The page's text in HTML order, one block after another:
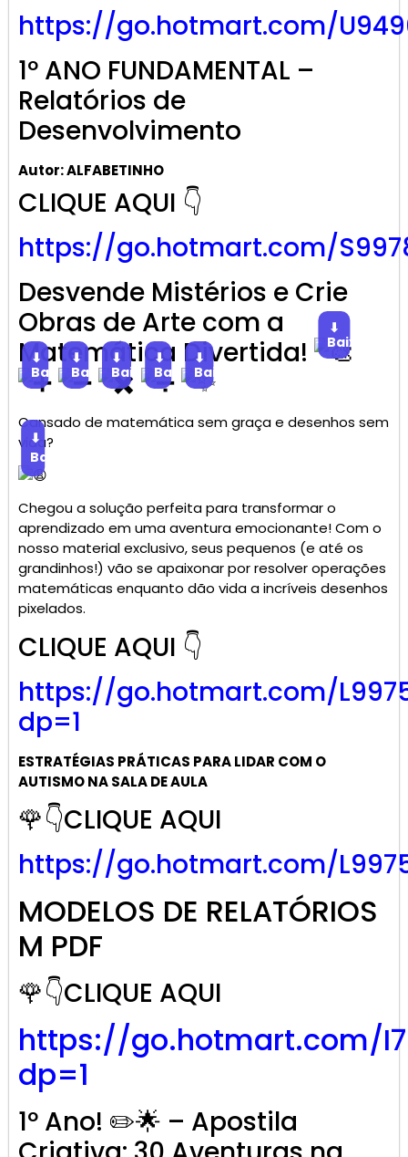
https://go.hotmart.com/
1º ANO FUNDAMENTAL –
Relatórios de
Desenvolvimento
Autor: ALFABETINHO
CLIQUE AQUI 👇
https://go.hotmart.com/
Desvende Mistérios e Crie
Obras de Arte com a
Matemática Divertida!
⬇
Baixar
⬇
Baixar
⬇
Baixar
⬇
Baixar
⬇
Baixar
⬇
Baixar
Cansado de matemática sem graça e desenhos sem
vida?
⬇
Baixar
Chegou a solução perfeita para transformar o
aprendizado em uma aventura emocionante! Com o
nosso material exclusivo, seus pequenos (e até os
grandinhos!) vão se apaixonar por resolver operações
matemáticas enquanto dão vida a incríveis desenhos
pixelados.
CLIQUE AQUI 👇
https://go.hotmart.com/
dp=1
ESTRATÉGIAS PRÁTICAS PARA LIDAR COM O
AUTISMO NA SALA DE AULA
🌹👇CLIQUE AQUI
https://go.hotmart.com/
MODELOS DE RELATÓRIOS
M PDF
🌹👇CLIQUE AQUI
https://go.hotmart.com/
dp=1
1º Ano! ✏️🌟 – Apostila